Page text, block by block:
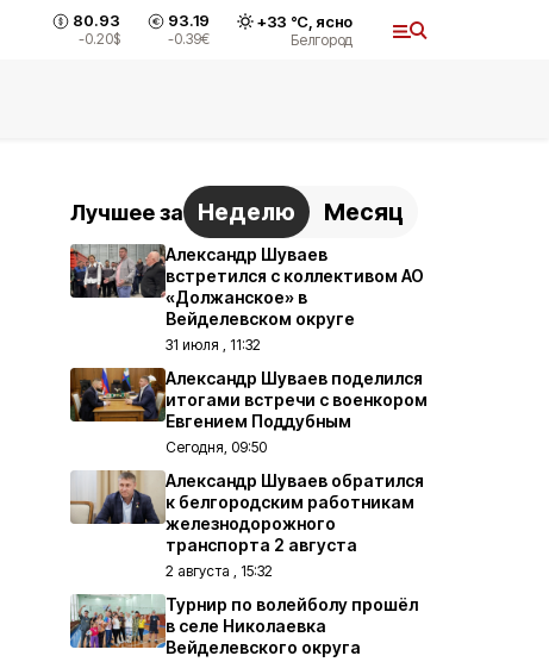
80.93
-0.20$
93.19
-0.39€
+33 °С, ясно
Белгород
Лучшее за Неделю Месяц
Александр Шуваев
встретился с коллективом АО
«Должанское» в
Вейделевском округе
31 июля , 11:32
Александр Шуваев поделился
итогами встречи с военкором
Евгением Поддубным
Сегодня, 09:50
Александр Шуваев обратился
к белгородским работникам
железнодорожного
транспорта 2 августа
2 августа , 15:32
Турнир по волейболу прошёл
в селе Николаевка
Вейделевского округа